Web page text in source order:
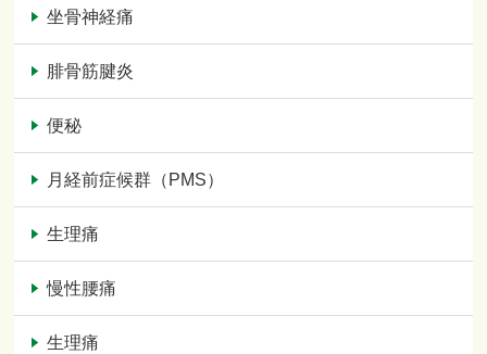
坐骨神経痛
腓骨筋腱炎
便秘
月経前症候群（PMS）
生理痛
慢性腰痛
生理痛